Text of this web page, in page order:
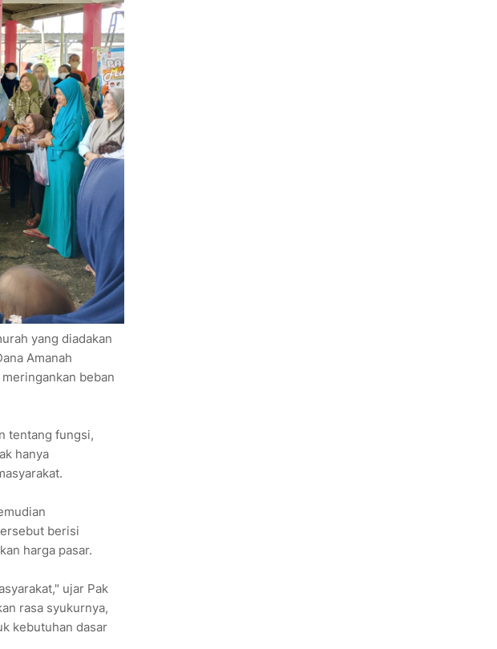
yang diadakan
Amanah
beban
tentang fungsi,
hanya
berisi
harga pasar.
ujar Pak
rasa syukurnya,
kebutuhan dasar